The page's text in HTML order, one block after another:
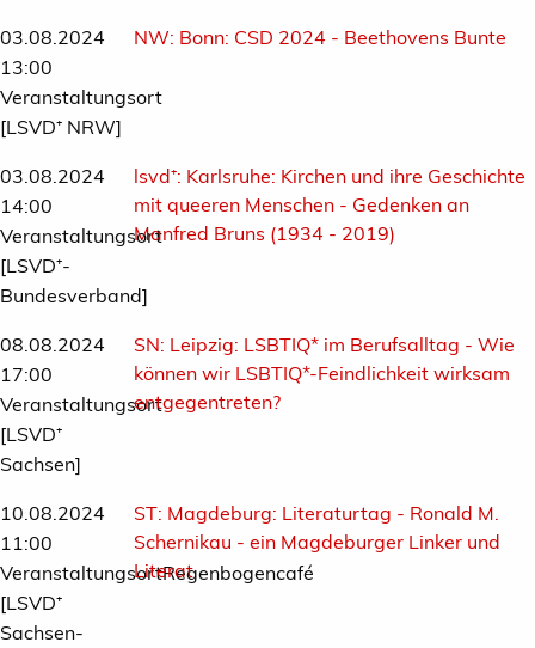
03.08.2024
13:00
Veranstaltungsort
[LSVD⁺ NRW]
NW: Bonn: CSD 2024 - Beethovens Bunte
03.08.2024
14:00
Veranstaltungsort
[LSVD⁺-
Bundesverband]
lsvd⁺: Karlsruhe: Kirchen und ihre Geschichte
mit queeren Menschen - Gedenken an
Manfred Bruns (1934 - 2019)
08.08.2024
17:00
Veranstaltungsort
[LSVD⁺
Sachsen]
SN: Leipzig: LSBTIQ* im Berufsalltag - Wie
können wir LSBTIQ*-Feindlichkeit wirksam
entgegentreten?
10.08.2024
11:00
VeranstaltungsortRegenbogencafé
[LSVD⁺
Sachsen-
ST: Magdeburg: Literaturtag - Ronald M.
Schernikau - ein Magdeburger Linker und
Literat